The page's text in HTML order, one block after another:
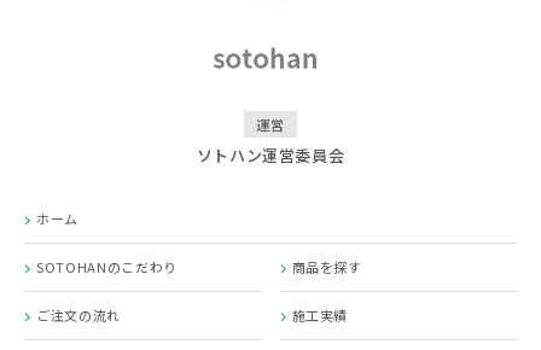
運営
ソトハン運営委員会
ホーム
SOTOHANのこだわり 商品を探す
ご注文の流れ 施工実績